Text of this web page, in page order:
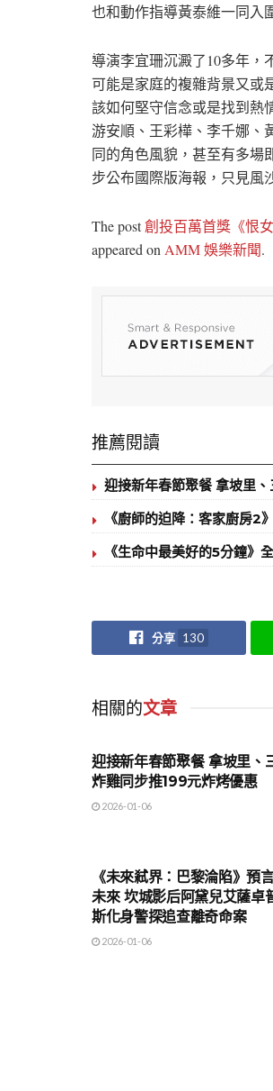
也和動作指導黃泰維一同入
導演李宜珊沉澱了10多年，
可能是家庭的複雜背景又或
該如何堅守信念或是找到熱
游安順、王彩樺、李千娜、
同的角色風貌，甚至有多場
步公布國際版海報，只見風
The post創投百萬首獎《恨
appeared on AMM 娛樂新聞.
推薦閱讀
迎接新年春節聚餐 拿坡里
《廚師的迫降：客家廚房
《生命中最美好的5分鐘》
分享 130
相關的文章
迎接新年春節聚餐 拿坡里、
炸雞同步推199元炸烤優惠
2026-01-06
《未來弒界：巴黎淪陷》預
未來 坎城影后阿黛兒艾薩卓
斯化身警探追查離奇命案
2026-01-06